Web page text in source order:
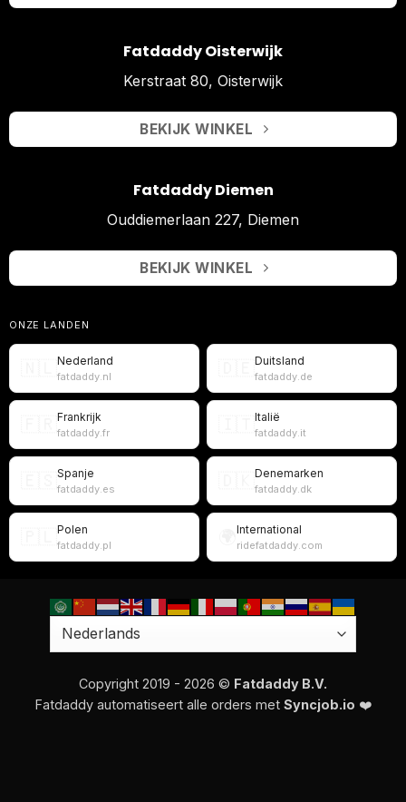
Fatdaddy Oisterwijk
Kerstraat 80, Oisterwijk
BEKIJK WINKEL
Fatdaddy Diemen
Ouddiemerlaan 227, Diemen
BEKIJK WINKEL
ONZE LANDEN
Nederland
fatdaddy.nl
Duitsland
fatdaddy.de
Frankrijk
fatdaddy.fr
Italië
fatdaddy.it
Spanje
fatdaddy.es
Denemarken
fatdaddy.dk
Polen
fatdaddy.pl
International
ridefatdaddy.com
Copyright 2019 - 2026 © Fatdaddy B.V.
Fatdaddy automatiseert alle orders met Syncjob.io ❤️